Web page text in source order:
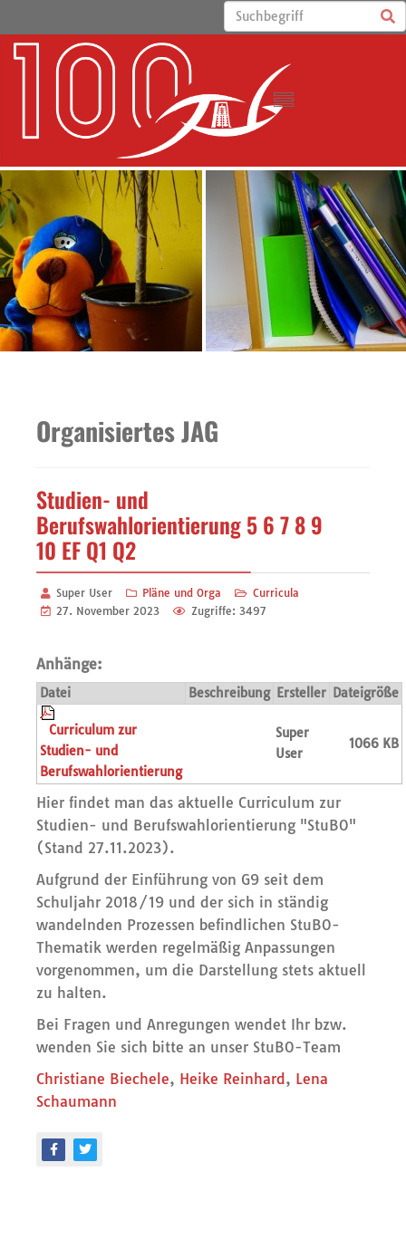
Organisiertes JAG
Studien- und
Berufswahlorientierung 5 6 7 8 9
10 EF Q1 Q2
Super User Pläne und Orga
Curricula
27. November 2023
Zugriffe: 3497
Anhänge:
Datei Beschreibung Ersteller Dateigröße
Curriculum zur
Studien- und
Berufswahlorientierung
Super
User
1066 KB
Hier findet man das aktuelle Curriculum zur
Studien- und Berufswahlorientierung "StuBO"
(Stand 27.11.2023).
Aufgrund der Einführung von G9 seit dem
Schuljahr 2018/19 und der sich in ständig
wandelnden Prozessen befindlichen StuBO-
Thematik werden regelmäßig Anpassungen
vorgenommen, um die Darstellung stets aktuell
zu halten.
Bei Fragen und Anregungen wendet Ihr bzw.
wenden Sie sich bitte an unser StuBO-Team
Christiane Biechele, Heike Reinhard, Lena
Schaumann